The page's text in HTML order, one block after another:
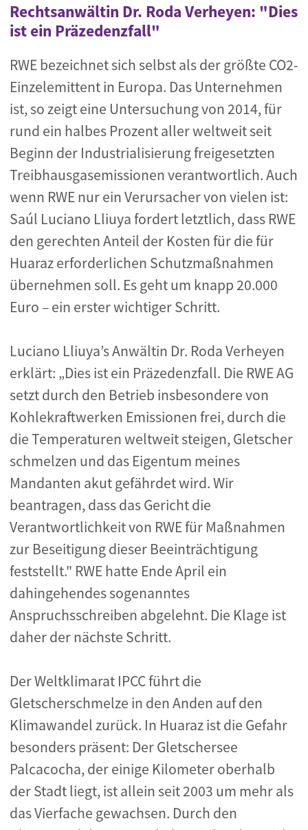
Rechtsanwältin Dr. Roda Verheyen: "Dies
ist ein Präzedenzfall"
RWE bezeichnet sich selbst als der größte CO2-
Einzelemittent in Europa. Das Unternehmen
ist, so zeigt eine Untersuchung von 2014, für
rund ein halbes Prozent aller weltweit seit
Beginn der Industrialisierung freigesetzten
Treibhausgasemissionen verantwortlich. Auch
wenn RWE nur ein Verursacher von vielen ist:
Saúl Luciano Lliuya fordert letztlich, dass RWE
den gerechten Anteil der Kosten für die für
Huaraz erforderlichen Schutzmaßnahmen
übernehmen soll. Es geht um knapp 20.000
Euro – ein erster wichtiger Schritt.
Luciano Lliuya’s Anwältin Dr. Roda Verheyen
erklärt: „Dies ist ein Präzedenzfall. Die RWE AG
setzt durch den Betrieb insbesondere von
Kohlekraftwerken Emissionen frei, durch die
die Temperaturen weltweit steigen, Gletscher
schmelzen und das Eigentum meines
Mandanten akut gefährdet wird. Wir
beantragen, dass das Gericht die
Verantwortlichkeit von RWE für Maßnahmen
zur Beseitigung dieser Beeinträchtigung
feststellt." RWE hatte Ende April ein
dahingehendes sogenanntes
Anspruchsschreiben abgelehnt. Die Klage ist
daher der nächste Schritt.
Der Weltklimarat IPCC führt die
Gletscherschmelze in den Anden auf den
Klimawandel zurück. In Huaraz ist die Gefahr
besonders präsent: Der Gletschersee
Palcacocha, der einige Kilometer oberhalb
der Stadt liegt, ist allein seit 2003 um mehr als
das Vierfache gewachsen. Durch den